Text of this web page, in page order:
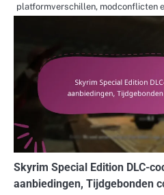
platformverschillen, modconflicten
Skyrim Special Edition DLC-
aanbiedingen, Tijdgebonden